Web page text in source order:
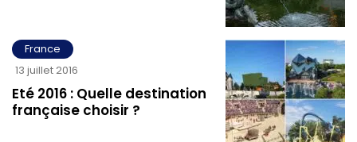
France
13 juillet 2016
Eté 2016 : Quelle destination
française choisir ?